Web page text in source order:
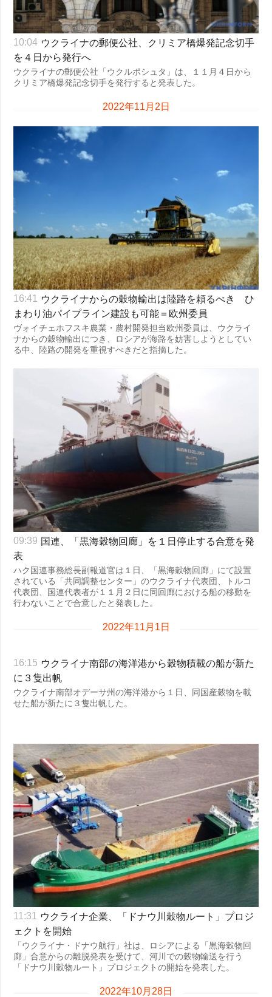
10:04 ウクライナの郵便公社、クリミア橋爆発記念切手
を４日から発行へ
ウクライナの郵便公社「ウクルポシュタ」は、１１月４日から
クリミア橋爆発記念切手を発行すると発表した。
2022年11月2日
16:41
ウクライナからの穀物輸出は陸路を頼るべき ひ
まわり油パイプライン建設も可能＝欧州委員
ヴォイチェホフスキ農業・農村開発担当欧州委員は、ウクライ
ナからの穀物輸出につき、ロシアが海路を妨害しようとしてい
る中、陸路の開発を重視すべきだと指摘した。
09:39 国連、「黒海穀物回廊」を１日停止する合意を発
表
ハク国連事務総長副報道官は１日、「黒海穀物回廊」にて設置
されている「共同調整センター」のウクライナ代表団、トルコ
代表団、国連代表者が１１月２日に同回廊における船の移動を
行わないことで合意したと発表した。
2022年11月1日
16:15 ウクライナ南部の海洋港から穀物積載の船が新た
に３隻出帆
ウクライナ南部オデーサ州の海洋港から１日、同国産穀物を載
せた船が新たに３隻出帆した。
11:31
ウクライナ企業、「ドナウ川穀物ルート」プロジ
ェクトを開始
「ウクライナ・ドナウ航行」社は、ロシアによる「黒海穀物回
廊」合意からの離脱発表を受けて、河川での穀物輸送を行う
「ドナウ川穀物ルート」プロジェクトの開始を発表した。
2022年10月28日